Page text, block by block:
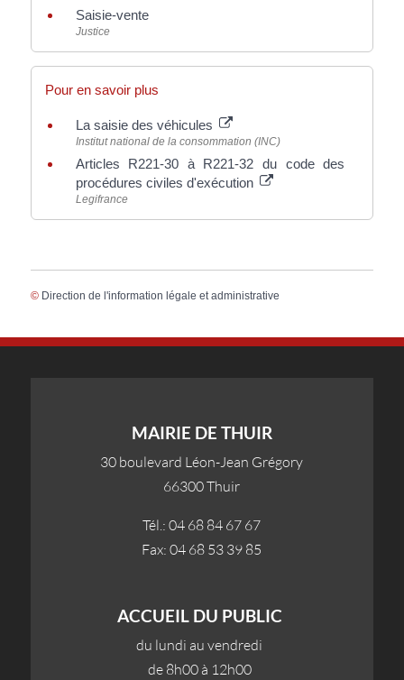
Saisie-vente
Justice
Pour en savoir plus
La saisie des véhicules
Institut national de la consommation (INC)
Articles R221-30 à R221-32 du code des
procédures civiles d'exécution
Legifrance
© Direction de l'information légale et administrative
MAIRIE DE THUIR
30 boulevard Léon-Jean Grégory
66300 Thuir
Tél.: 04 68 84 67 67
Fax: 04 68 53 39 85
ACCUEIL DU PUBLIC
du lundi au vendredi
de 8h00 à 12h00